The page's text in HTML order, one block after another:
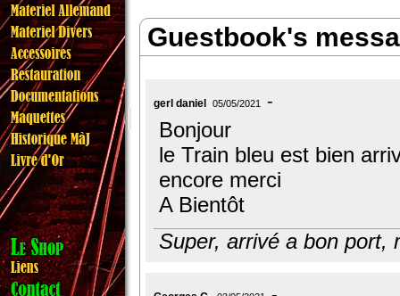
Guestbook's
gerl daniel 05/05/2021
Bonjour
le Train bleu est bien
encore merci
A Bientôt
Super, arrivé a bon port,